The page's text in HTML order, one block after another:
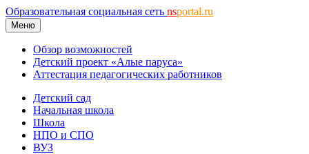
Образовательная социальная сеть nsportal.ru
Меню
Обзор возможностей
Детский проект «Алые паруса»
Аттестация педагогических работников
Детский сад
Начальная школа
Школа
НПО и СПО
ВУЗ